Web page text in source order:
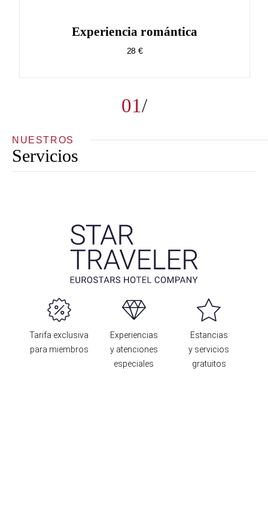
01
Experiencia romántica
28 €
NUESTROS
Servicios
Tarifa exclusiva
para miembros
Experiencias
y atenciones
especiales
Estancias
y servicios
gratuitos